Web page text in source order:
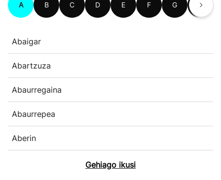
A B C D E F G H
Abaigar
Abartzuza
Abaurregaina
Abaurrepea
Aberin
Gehiago ikusi